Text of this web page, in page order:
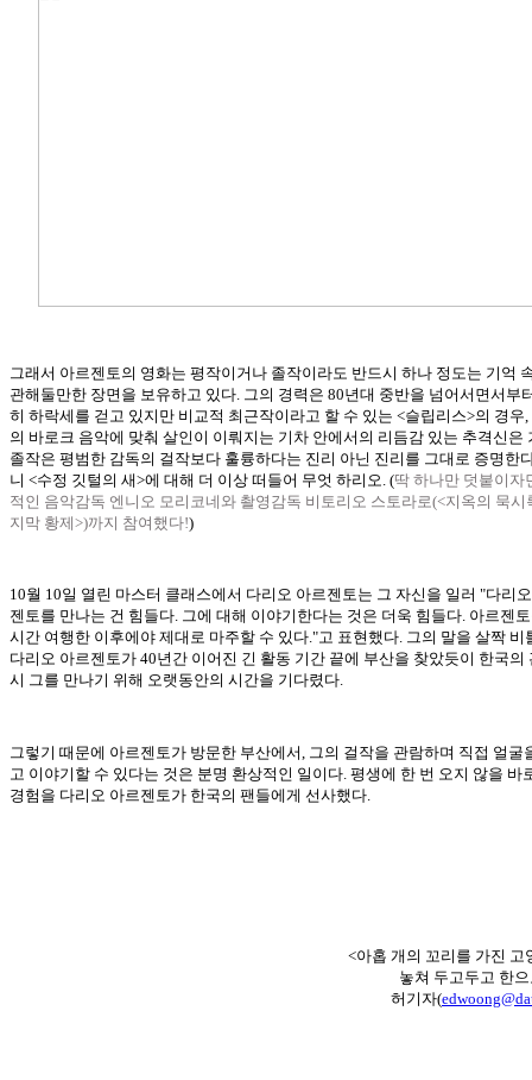
그래서 아르젠토의 영화는 평작이거나 졸작이라도 반드시 하나 정도는 기억
관해둘만한 장면을 보유하고 있다. 그의 경력은 80년대 중반을 넘어서면서부
히 하락세를 걷고 있지만 비교적 최근작이라고 할 수 있는 <슬립리스>의 경우
의 바로크 음악에 맞춰 살인이 이뤄지는 기차 안에서의 리듬감 있는 추격신은
졸작은 평범한 감독의 걸작보다 훌륭하다는 진리 아닌 진리를 그대로 증명한
니 <수정 깃털의 새>에 대해 더 이상 떠들어 무엇 하리오. (딱 하나만 덧붙이자
적인 음악감독 엔니오 모리코네와 촬영감독 비토리오 스토라로(<지옥의 묵시
지막 황제>)까지 참여했다!)
10월 10일 열린 마스터 클래스에서 다리오 아르젠토는 그 자신을 일러 "다리
젠토를 만나는 건 힘들다. 그에 대해 이야기한다는 것은 더욱 힘들다. 아르젠
시간 여행한 이후에야 제대로 마주할 수 있다."고 표현했다. 그의 말을 살짝 비
다리오 아르젠토가 40년간 이어진 긴 활동 기간 끝에 부산을 찾았듯이 한국의
시 그를 만나기 위해 오랫동안의 시간을 기다렸다.
그렇기 때문에 아르젠토가 방문한 부산에서, 그의 걸작을 관람하며 직접 얼굴
고 이야기할 수 있다는 것은 분명 환상적인 일이다. 평생에 한 번 오지 않을 바
경험을 다리오 아르젠토가 한국의 팬들에게 선사했다.
<아홉 개의 꼬리를 가진 고
놓쳐 두고두고 한
허기자(